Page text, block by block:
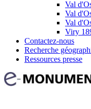
Val
Val
Val
Viry
Contactez-nous
Recherche
Ressources presse